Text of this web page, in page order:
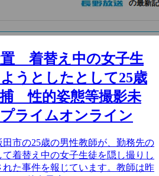
着替え中の女子生
うとしたとして25歳
性的姿態等撮影未
ライムオンライン
市の25歳の男性教師が、勤務先の
着替え中の女子生徒を隠し撮りし
た事件を報じています。教師は昨